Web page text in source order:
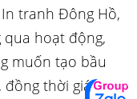
tranh Đông Hồ,
hoạt động,
muốn tạo bầu
đồng thời giáo